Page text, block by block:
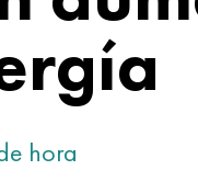
hora